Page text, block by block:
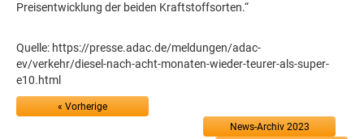
Preisentwicklung der beiden Kraftstoffsorten.“
Quelle: https://presse.adac.de/meldungen/adac-
ev/verkehr/diesel-nach-acht-monaten-wieder-teurer-als-super-
e10.html
« Vorherige
News-Archiv 2023